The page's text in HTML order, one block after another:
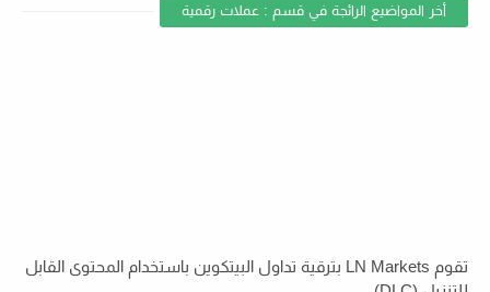
أخر المواضيع الرائجة في قسم : عملات رقمية
تقوم LN Markets بترقية تداول البيتكوين باستخدام المحتوى القابل